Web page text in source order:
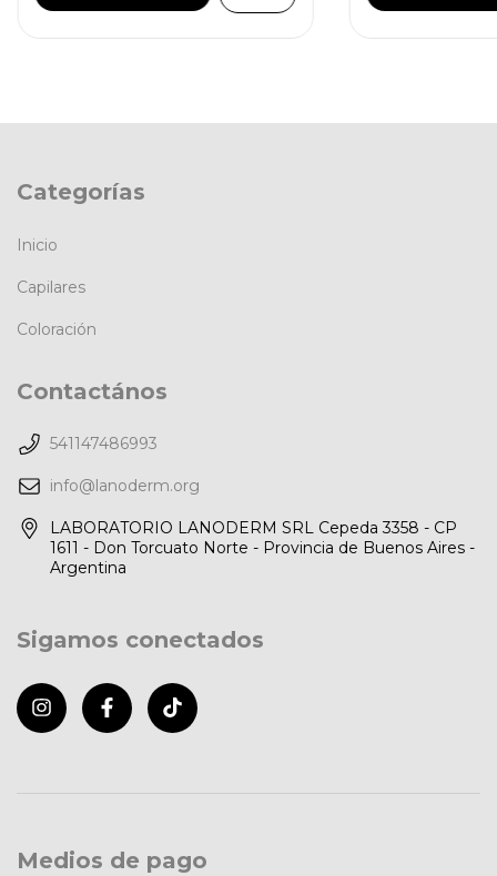
Categorías
Inicio
Capilares
Coloración
Contactános
541147486993
info@lanoderm.org
LABORATORIO LANODERM SRL Cepeda 3358 - CP
1611 - Don Torcuato Norte - Provincia de Buenos Aires -
Argentina
Sigamos conectados
Medios de pago